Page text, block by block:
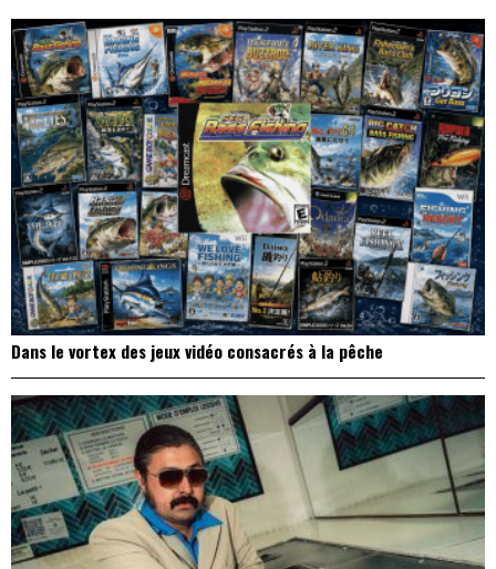
Dans le vortex des jeux vidéo consacrés à la pêche